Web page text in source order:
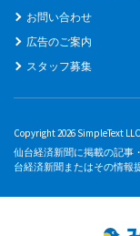
お問い合わせ
広告のご案内
スタッフ募集
Copyright 2026 SimpleText
仙台経済新聞に掲載の記事
台経済新聞またはその情報